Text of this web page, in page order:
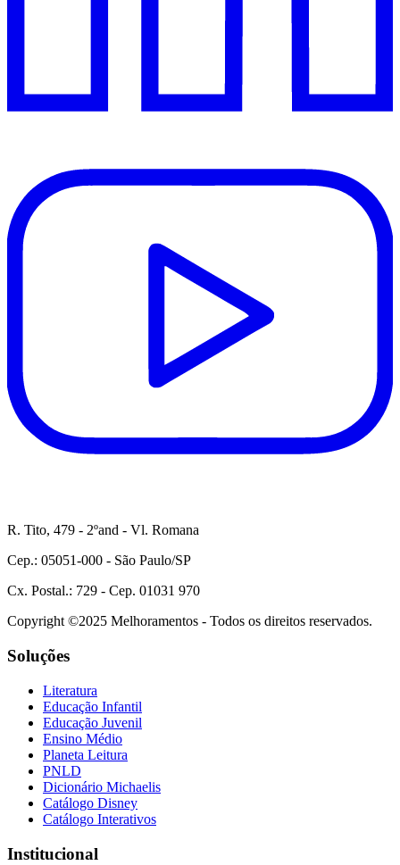
R. Tito, 479 - 2ºand - Vl. Romana
Cep.: 05051-000 - São Paulo/SP
Cx. Postal.: 729 - Cep. 01031 970
Copyright ©2025 Melhoramentos - Todos os direitos reservados.
Soluções
Literatura
Educação Infantil
Educação Juvenil
Ensino Médio
Planeta Leitura
PNLD
Dicionário Michaelis
Catálogo Disney
Catálogo Interativos
Institucional